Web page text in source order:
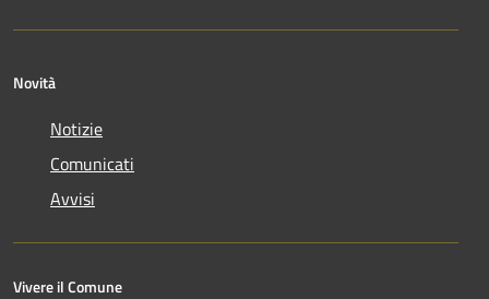
Novità
Notizie
Comunicati
Avvisi
Vivere il Comune